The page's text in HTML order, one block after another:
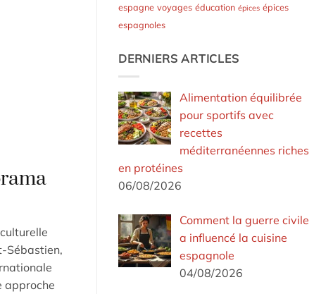
Sébastien,
approche
espagne voyages éducation épices épices
espagnoles
DERNIERS ARTICLES
Alimentation équilibrée
pour sportifs avec
recettes
méditerranéennes riches
en protéines
06/08/2026
Comment la guerre civile
a influencé la cuisine
espagnole
04/08/2026